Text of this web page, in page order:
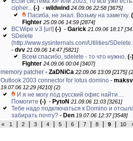
cipher... (-) - wildwind 24.09.06 22:58 [3675]
Пасиба, не знал. Возьму на заметку.
Fighter 25.09.06 14:59 [2874]
BCWipe v.3 [url] (-) - Garick 21.09.06 18:17
SDelete
(http://www.sysinternals.com/Utilities/
- dvv 21.09.06 14:47 [5821]
Всем спасибо, sdelete - то что нужно. (-)
Fighter 24.09.06 00:04 [3407]
memory patcher - ZaDNiCa 22.09.06 13:09 [2175]
Outlook 2003 connector for lotus domino -
19.07.06 12:29 [4210] (2)
И я не могу под русский офис найти....
Помогите (-) - PytoN 21.09.06 11:03 [3261]
Тебе надо подключаться к Domino и
забирать почту? - Den 19.07.06 12:37 [3548]
«
1| 2| 3| 4| 5| 6| 7| 8| 9| 10